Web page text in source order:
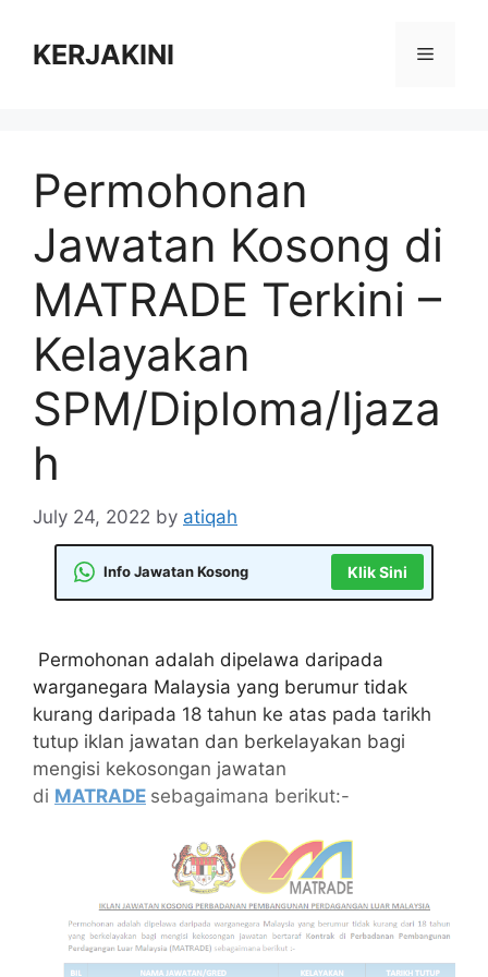
contentKERJAKINI Menu
Permohonan
Jawatan Kosong di
MATRADE Terkini –
Kelayakan
SPM/Diploma/Ijaza
h
July 24, 2022 by atiqah
Info Jawatan Kosong Klik Sini
Permohonan adalah dipelawa daripada
warganegara Malaysia yang berumur tidak
kurang daripada 18 tahun ke atas pada tarikh
tutup iklan jawatan dan berkelayakan bagi
mengisi kekosongan jawatan
di MATRADE sebagaimana berikut:-